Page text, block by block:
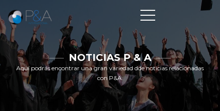
NOTICIAS P & A
Aquí podrás encontrar una gran variedad dde noticias relacionadas
con P&A.